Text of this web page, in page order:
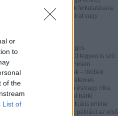
or
to
of the
List of
Hasznos lehet annak felkutatására,
fel egy-egy könyv, kézirat vagy
és folyóiratoknak valóságos
ez, bármelyik századról legyen is szó.
olvashatóak és ingyenesen
minden nemzetiségű írónak – többek
is – az amerikai egyetemek
digitalizált, első kiadású és/vagy ritka
Google vagy Gmail fiókkal bárki
és megőrizheti a saját virtuális online
A honlapon megtalálhatóak például az első